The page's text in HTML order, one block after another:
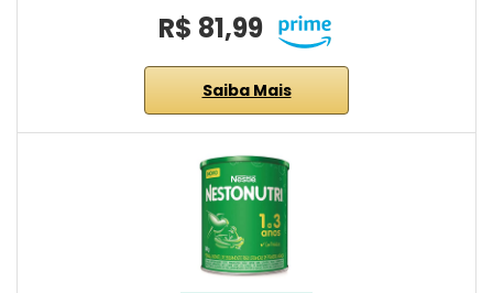
R$ 81,99
Saiba Mais